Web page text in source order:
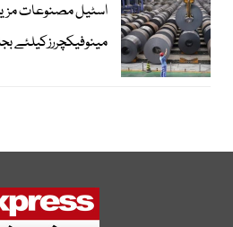
اسٹیل مصنوعات
مینوفیکچررزکیلئے